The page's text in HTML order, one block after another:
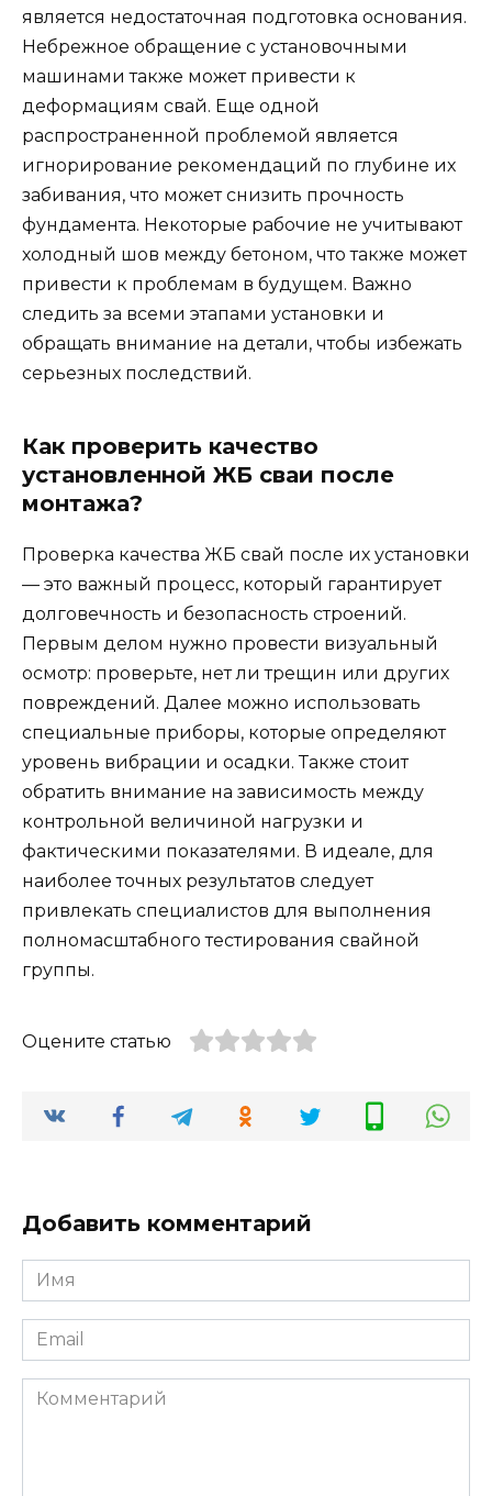
является недостаточная подготовка основания.
Небрежное обращение с установочными
машинами также может привести к
деформациям свай. Еще одной
распространенной проблемой является
игнорирование рекомендаций по глубине их
забивания, что может снизить прочность
фундамента. Некоторые рабочие не учитывают
холодный шов между бетоном, что также может
привести к проблемам в будущем. Важно
следить за всеми этапами установки и
обращать внимание на детали, чтобы избежать
серьезных последствий.
Как проверить качество
установленной ЖБ сваи после
монтажа?
Проверка качества ЖБ свай после их установки
— это важный процесс, который гарантирует
долговечность и безопасность строений.
Первым делом нужно провести визуальный
осмотр: проверьте, нет ли трещин или других
повреждений. Далее можно использовать
специальные приборы, которые определяют
уровень вибрации и осадки. Также стоит
обратить внимание на зависимость между
контрольной величиной нагрузки и
фактическими показателями. В идеале, для
наиболее точных результатов следует
привлекать специалистов для выполнения
полномасштабного тестирования свайной
группы.
Оцените статью
Добавить комментарий
Имя
*
Email
*
Комментарий